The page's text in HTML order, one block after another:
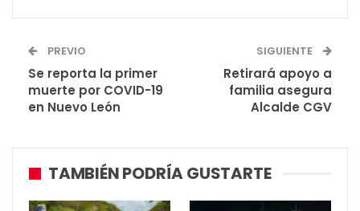
PREVIO
Se reporta la primer
muerte por COVID-19
en Nuevo León
SIGUIENTE
Retirará apoyo a
familia asegura
Alcalde CGV
TAMBIÉN PODRÍA GUSTARTE